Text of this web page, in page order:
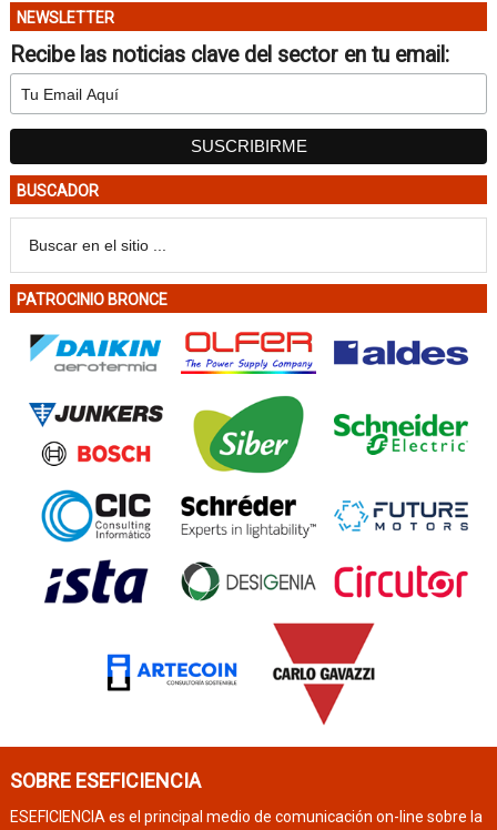
NEWSLETTER
Recibe las noticias clave del sector en tu email:
BUSCADOR
PATROCINIO BRONCE
SOBRE ESEFICIENCIA
ESEFICIENCIA es el principal medio de comunicación on-line sobre la